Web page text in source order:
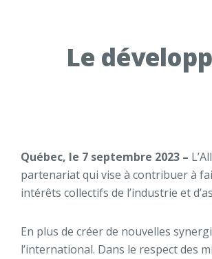
Le
Québec, le 7 septembre 2023 –
partenariat qui vise à contribuer à
intérêts collectifs de l’industrie et
En plus de créer de nouvelles
l’international. Dans le respect des